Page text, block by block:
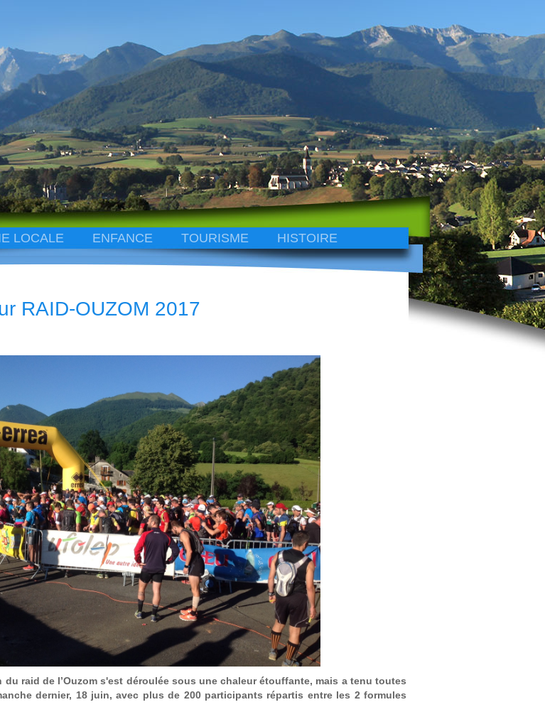
LOCALE ENFANCE TOURISME HISTOIRE
RAID-OUZOM 2017
du raid de l’Ouzom s'est déroulée sous une chaleur étouffante, mais a tenu toutes
dernier, 18 juin, avec plus de 200 participants répartis entre les 2 formules